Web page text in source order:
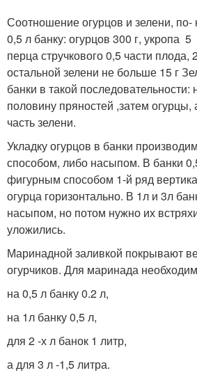
Соотношение огурцов и зелени, по-
0,5 л банку: огурцов 300 г, укропа 5
перца стручкового 0,5 части плода,
остальной зелени не больше 15 г
банки в такой последовательности:
половину пряностей ,затем огурцы,
часть зелени.
Укладку огурцов в банки
способом, либо насыпом. В банки
фигурным способом 1-й ряд
огурца горизонтально. В 1л и 3л
насыпом, но потом нужно их
уложились.
Маринадной заливкой покрывают
огурчиков. Для маринада
на 0,5 л банку 0.2 л,
на 1л банку 0,5 л,
для 2 -х л банок 1 литр,
а для 3 л -1,5 литра.